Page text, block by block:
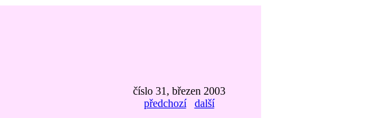
číslo 31, březen 2003
předchozí
další